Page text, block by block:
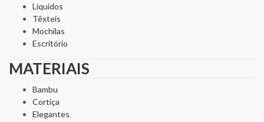
Líquidos
Têxteis
Mochilas
Escritório
MATERIAIS
Bambu
Cortiça
Elegantes